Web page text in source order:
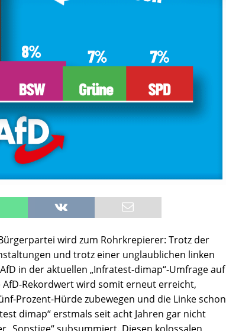
wird zum Rohrkrepierer: Trotz der
und trotz einer unglaublichen linken
in der aktuellen „Infratest-dimap“-Umfrage auf
Rekordwert wird somit erneut erreicht,
Prozent-Hürde zubewegen und die Linke schon
dimap“ erstmals seit acht Jahren gar nicht